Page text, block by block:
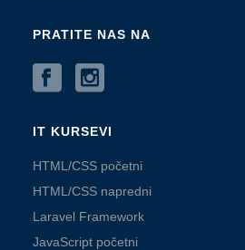
PRATITE NAS NA
IT KURSEVI
HTML/CSS početni
HTML/CSS napredni
Laravel Framework
JavaScript početni